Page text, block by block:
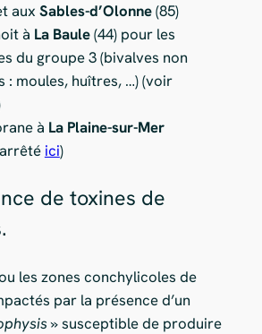
aux Sables-d’Olonne(85)
à La Baule(44) pour les
du groupe 3 (bivalves non
: moules, huîtres, …) (voir
à La Plaine-sur-Mer
ici)
de toxines de
les zones conchylicoles de
par la présence d’un
»susceptible de produire